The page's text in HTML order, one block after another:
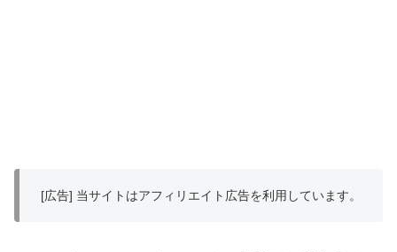
[広告] 当サイトはアフィリエイト広告を利用しています。